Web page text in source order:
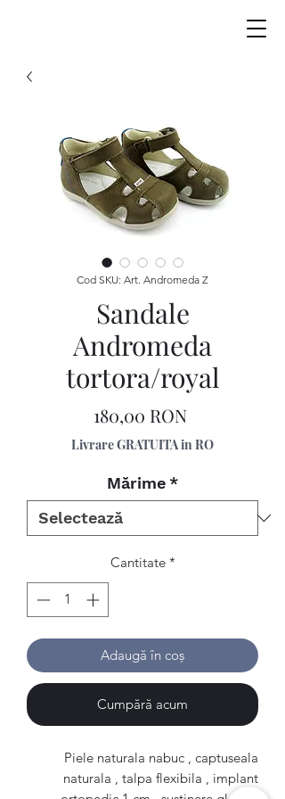
Cod SKU: Art. Andromeda Z
Sandale
Andromeda
tortora/royal
180,00 RONPreț
Livrare GRATUITA in RO
Mărime *
Cantitate *
Adaugă în coș
Cumpără acum
Piele naturala nabuc , captuseala
naturala , talpa flexibila , implant